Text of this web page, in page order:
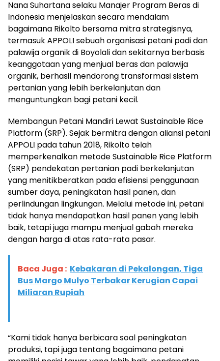
Nana Suhartana selaku Manajer Program Beras di
Indonesia menjelaskan secara mendalam
bagaimana Rikolto bersama mitra strategisnya,
termasuk APPOLI sebuah organisasi petani padi dan
palawija organik di Boyolali dan sekitarnya berbasis
keanggotaan yang menjual beras dan palawija
organik, berhasil mendorong transformasi sistem
pertanian yang lebih berkelanjutan dan
menguntungkan bagi petani kecil.
Membangun Petani Mandiri Lewat Sustainable Rice
Platform (SRP). Sejak bermitra dengan aliansi petani
APPOLI pada tahun 2018, Rikolto telah
memperkenalkan metode Sustainable Rice Platform
(SRP) pendekatan pertanian padi berkelanjutan
yang menitikberatkan pada efisiensi penggunaan
sumber daya, peningkatan hasil panen, dan
perlindungan lingkungan. Melalui metode ini, petani
tidak hanya mendapatkan hasil panen yang lebih
baik, tetapi juga mampu menjual gabah mereka
dengan harga di atas rata-rata pasar.
Baca Juga : Kebakaran di Pekalongan, Tiga
Bus Margo Mulyo Terbakar Kerugian Capai
Miliaran Rupiah
“Kami tidak hanya berbicara soal peningkatan
produksi, tapi juga tentang bagaimana petani